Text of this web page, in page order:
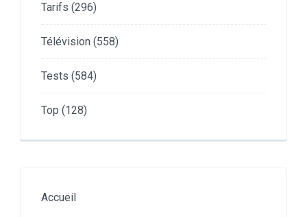
Tarifs (296)
Télévision (558)
Tests (584)
Top (128)
Accueil